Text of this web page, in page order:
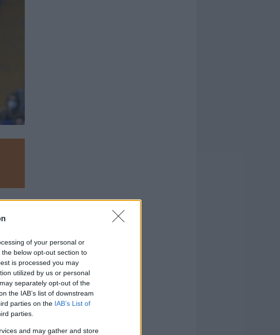
of your personal or
below opt-out section to
is processed you may
utilized by us or personal
separately opt-out of the
the IAB’s list of downstream
parties on the IAB’s List of
parties.
and may gather and store